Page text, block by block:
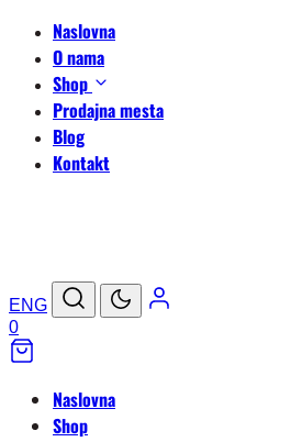
Naslovna
O nama
Shop
Prodajna mesta
Blog
Kontakt
ENG
0
Naslovna
Shop